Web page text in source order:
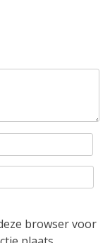
browser voor